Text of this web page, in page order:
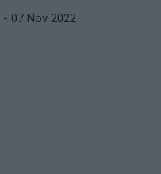
- 07 Nov 2022